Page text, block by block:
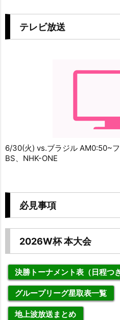
テレビ放送
6/30(火) vs.ブラジル AM0:50~
BS、NHK-ONE
必見事項
2026W杯 本大会
決勝トーナメント表（日程つき
グループリーグ星取表一覧
地上波放送まとめ